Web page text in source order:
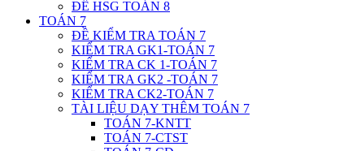
ĐỀ HSG TOÁN 8
TOÁN 7
ĐỀ KIỂM TRA TOÁN 7
KIỂM TRA GK1-TOÁN 7
KIỂM TRA CK 1-TOÁN 7
KIỂM TRA GK2 -TOÁN 7
KIỂM TRA CK2-TOÁN 7
TÀI LIỆU DẠY THÊM TOÁN 7
TOÁN 7-KNTT
TOÁN 7-CTST